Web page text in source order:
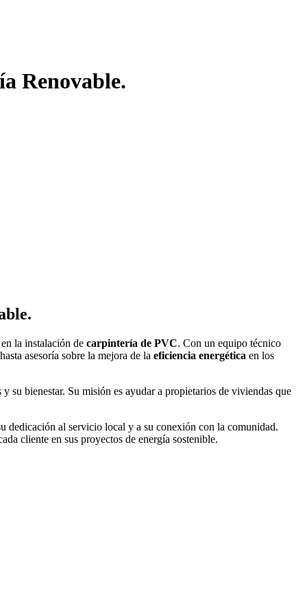
Renovable.
la instalación de carpintería de PVC. Con un equipo técnico
hasta asesoría sobre la mejora de la eficiencia energética en los
su bienestar. Su misión es ayudar a propietarios de viviendas que
dedicación al servicio local y a su conexión con la comunidad.
cliente en sus proyectos de energía sostenible.